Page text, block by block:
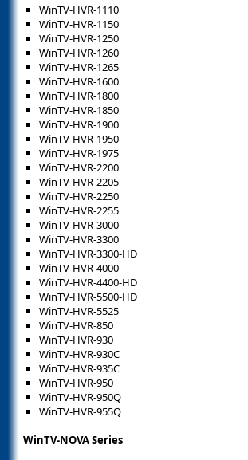
WinTV-HVR-1110
WinTV-HVR-1150
WinTV-HVR-1250
WinTV-HVR-1260
WinTV-HVR-1265
WinTV-HVR-1600
WinTV-HVR-1800
WinTV-HVR-1850
WinTV-HVR-1900
WinTV-HVR-1950
WinTV-HVR-1975
WinTV-HVR-2200
WinTV-HVR-2205
WinTV-HVR-2250
WinTV-HVR-2255
WinTV-HVR-3000
WinTV-HVR-3300
WinTV-HVR-3300-HD
WinTV-HVR-4000
WinTV-HVR-4400-HD
WinTV-HVR-5500-HD
WinTV-HVR-5525
WinTV-HVR-850
WinTV-HVR-930
WinTV-HVR-930C
WinTV-HVR-935C
WinTV-HVR-950
WinTV-HVR-950Q
WinTV-HVR-955Q
WinTV-NOVA Series